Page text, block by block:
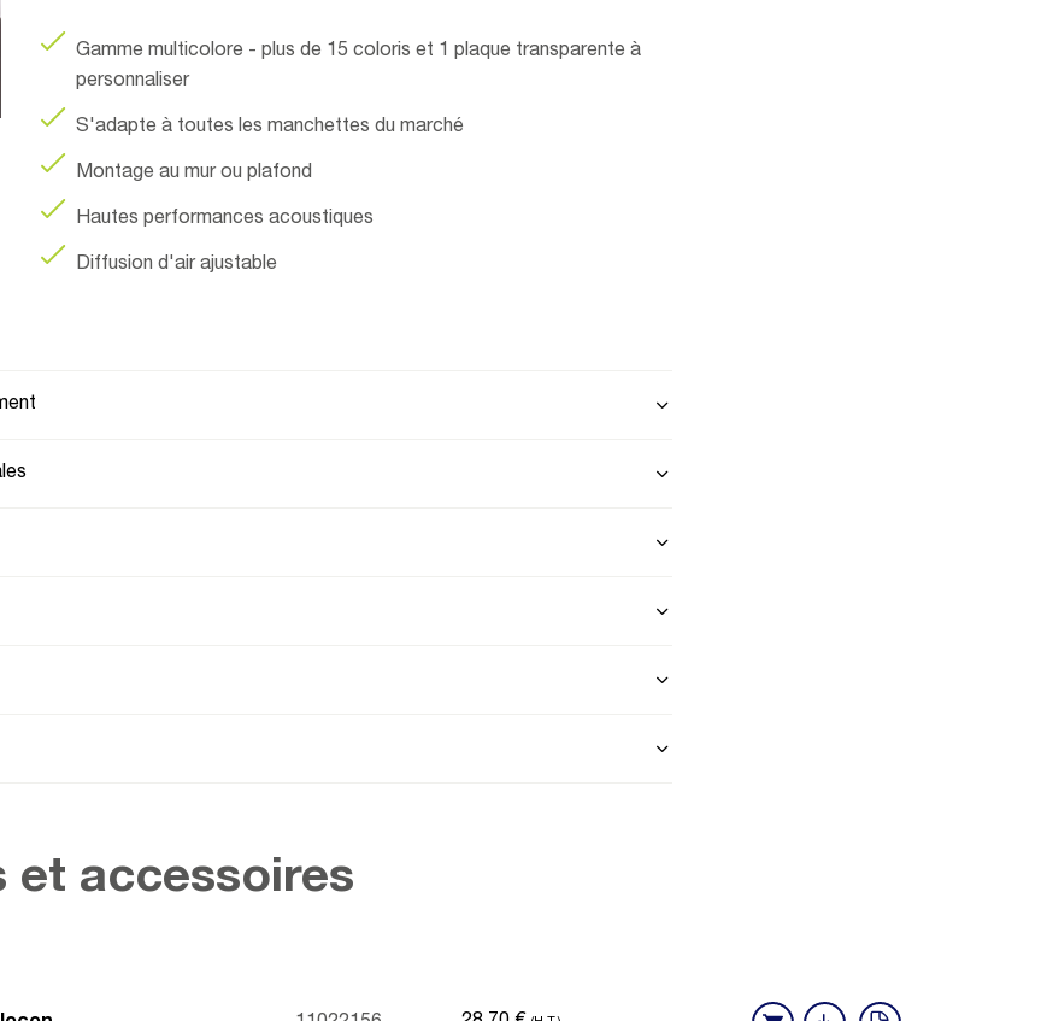
Gamme multicolore - plus de 15 coloris et 1 plaque transparente à
personnaliser
S'adapte à toutes les manchettes du marché
Montage au mur ou plafond
Hautes performances acoustiques
Diffusion d'air ajustable
et accessoires